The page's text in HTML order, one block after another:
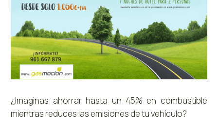
¿Imaginas ahorrar hasta un 45% en combustible
mientras reduces las emisiones de tu vehículo?